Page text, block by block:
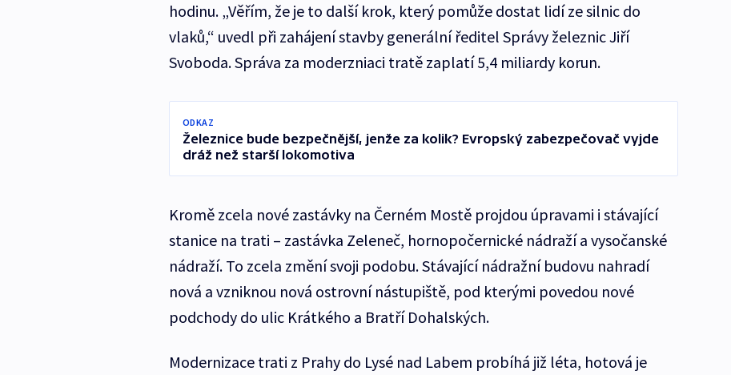
hodinu. „Věřím, že je to další krok, který pomůže dostat lidí ze silnic do
vlaků,“ uvedl při zahájení stavby generální ředitel Správy železnic Jiří
Svoboda. Správa za moderzniaci tratě zaplatí 5,4 miliardy korun.
ODKAZ
Železnice bude bezpečnější, jenže za kolik? Evropský zabezpečovač vyjde
dráž než starší lokomotiva
Kromě zcela nové zastávky na Černém Mostě projdou úpravami i stávající
stanice na trati – zastávka Zeleneč, hornopočernické nádraží a vysočanské
nádraží. To zcela změní svoji podobu. Stávající nádražní budovu nahradí
nová a vzniknou nová ostrovní nástupiště, pod kterými povedou nové
podchody do ulic Krátkého a Bratří Dohalských.
Modernizace trati z Prahy do Lysé nad Labem probíhá již léta, hotová je